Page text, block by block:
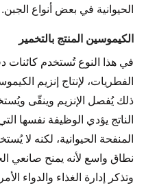
الحيوانية في بعض أنواع الجبن.
الكيموسين المنتج بالتخمير
في هذا النوع تُستخدم كائنات
الفطريات، لإنتاج إنزيم
ذلك يُفصل الإنزيم وينقّى
الناتج يؤدي الوظيفة نفسها
المنفحة الحيوانية، لكنه
نطاق واسع لأنه يمنح صانعي
وتذكر إدارة الغذاء والدواء